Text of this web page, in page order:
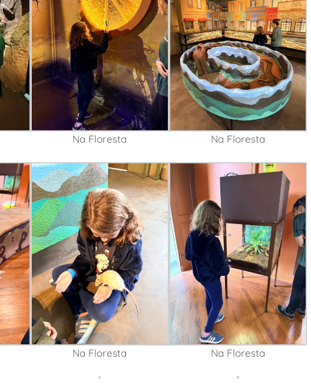
Na Floresta Na Floresta
Na Floresta Na Floresta